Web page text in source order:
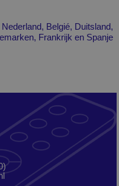
Belgié, Duitsland,
Frankrijk en Spanje